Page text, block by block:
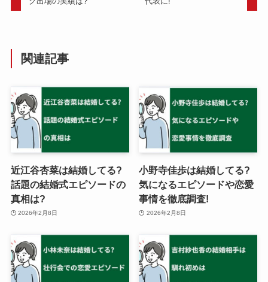
関連記事
近江谷杏菜は結婚してる?
話題の結婚式エピソードの
真相は?
2026年2月8日
小野寺佳歩は結婚してる?
気になるエピソードや恋愛
事情を徹底調査!
2026年2月8日